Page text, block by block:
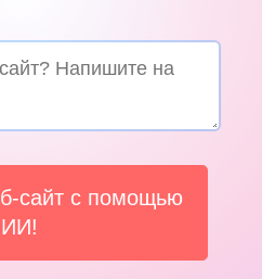
сайт с помощью
ИИ!